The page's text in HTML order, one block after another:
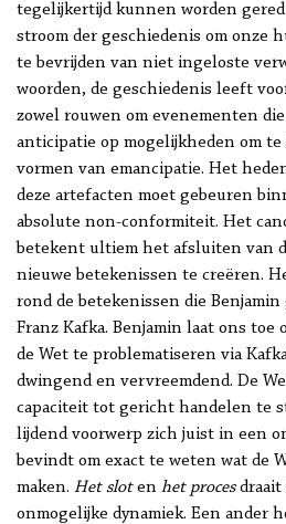
tegelijkertijd kunnen worden
stroom der geschiedenis om onze
te bevrijden van niet ingeloste
woorden, de geschiedenis leeft
zowel rouwen om evenementen
anticipatie op mogelijkheden om
vormen van emancipatie. Het
deze artefacten moet gebeuren
absolute non-conformiteit. Het
betekent ultiem het afsluiten van
nieuwe betekenissen te creëren.
rond de betekenissen die
Franz Kafka. Benjamin laat ons toe
de Wet te problematiseren via
dwingend en vervreemdend. De
capaciteit tot gericht handelen te
lijdend voorwerp zich juist in een
bevindt om exact te weten wat de
maken. Het sloten het procesdraait
onmogelijke dynamiek. Een ander